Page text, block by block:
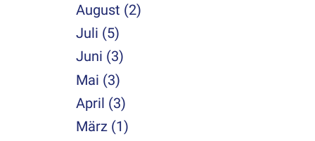
August (2)
Juli (5)
Juni (3)
Mai (3)
April (3)
März (1)